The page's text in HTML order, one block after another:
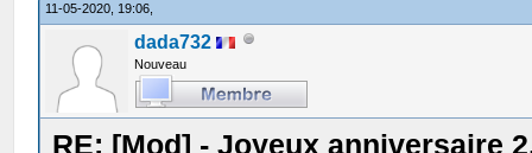
11-05-2020, 19:06,
dada732
Nouveau
RE: [Mod] - Joyeux anniversaire